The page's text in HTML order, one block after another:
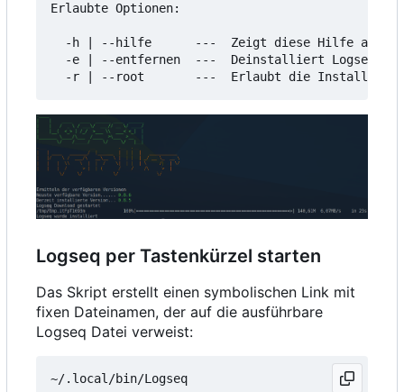
Erlaubte Optionen:
  -h | --hilfe      ---  Zeigt diese Hilfe an
  -e | --entfernen  ---  Deinstalliert Logseq
Logseq per Tastenkürzel starten
Das Skript erstellt einen symbolischen Link mit
fixen Dateinamen, der auf die ausführbare
Logseq Datei verweist: